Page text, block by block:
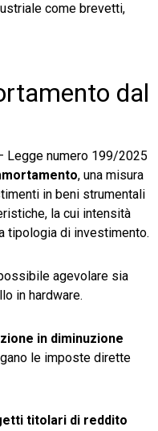
come brevetti,
dal
Legge numero 199/2025
, una misura
in beni strumentali
la cui intensità
tipologia di investimento.
agevolare sia
in hardware.
in diminuzione
le imposte dirette
titolari di reddito